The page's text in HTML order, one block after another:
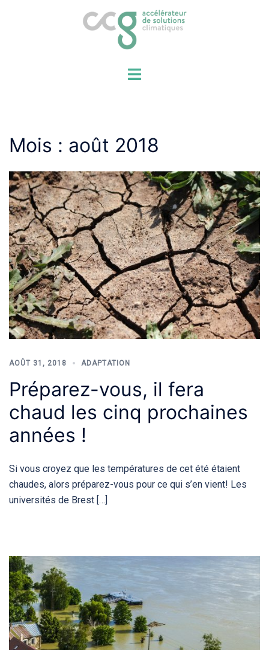
Mois : août 2018
AOÛT 31, 2018 ADAPTATION
Préparez-vous, il fera
chaud les cinq prochaines
années !
Si vous croyez que les températures de cet été étaient
chaudes, alors préparez-vous pour ce qui s’en vient! Les
universités de Brest […]